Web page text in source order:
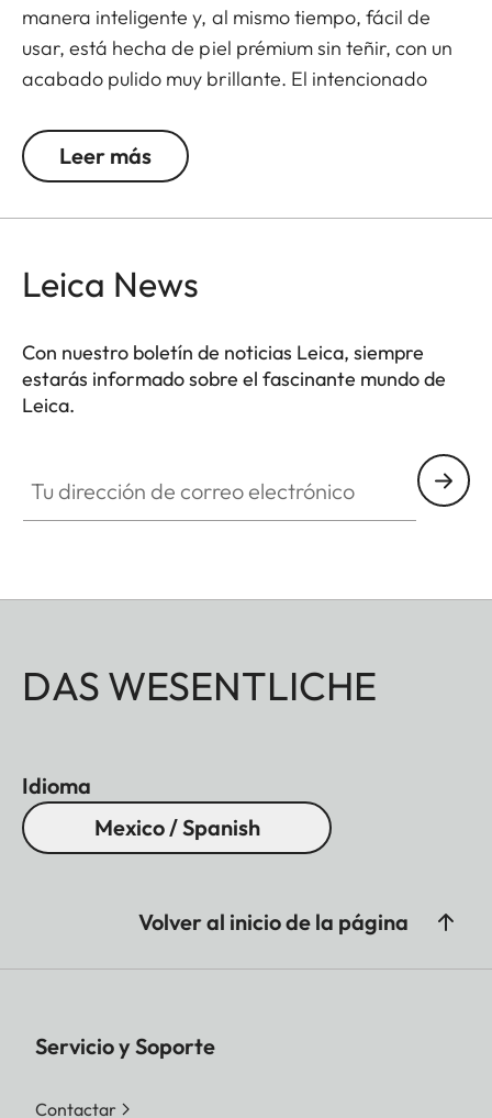
manera inteligente y, al mismo tiempo, fácil de
usar, está hecha de piel prémium sin teñir, con un
acabado pulido muy brillante. El intencionado
exquisito y atemporal.
Leer más
Leica News
Con nuestro boletín de noticias Leica, siempre
estarás informado sobre el fascinante mundo de
Leica.
DAS WESENTLICHE
Idioma
Mexico / Spanish
Volver al inicio de la página
Servicio y Soporte
Contactar